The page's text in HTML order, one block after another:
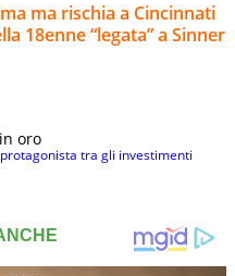
ma rischia a Cincinnati
18enne “legata” a Sinner
oro
protagonista tra gli investimenti